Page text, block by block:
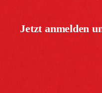
Jetzt anmelden